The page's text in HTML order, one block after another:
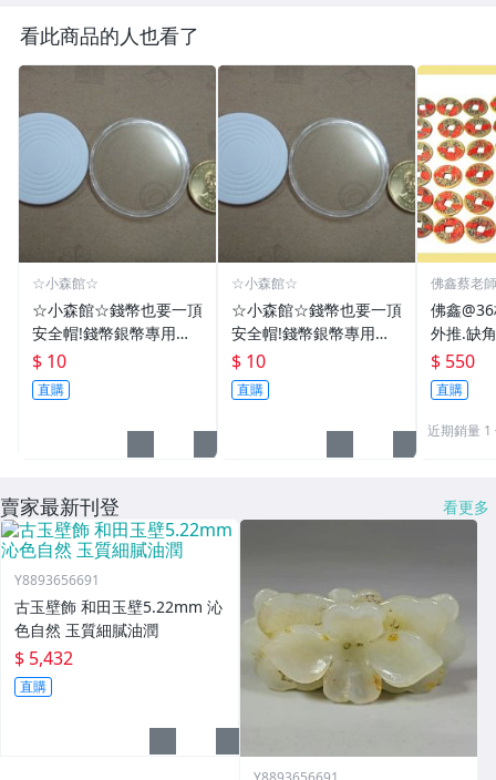
看此商品的人也看了
☆小森館☆
☆小森館☆錢幣也要一頂
安全帽!錢幣銀幣專用透
明壓克力盒收納保護盒.1
枚10元~55
$ 10
直購
☆小森館☆
☆小森館☆錢幣也要一頂
安全帽!錢幣銀幣專用透
明壓克力盒收納保護盒.1
枚10元~11
$ 10
直購
佛鑫蔡老
佛鑫
外推.缺
雙碩士
加持/附
$ 550
直購
近期銷量 1
賣家最新刊登 看更多
Y8893656691
古玉壁飾 和田玉壁5.22mm 沁
色自然 玉質細膩油潤
$ 5,432
直購